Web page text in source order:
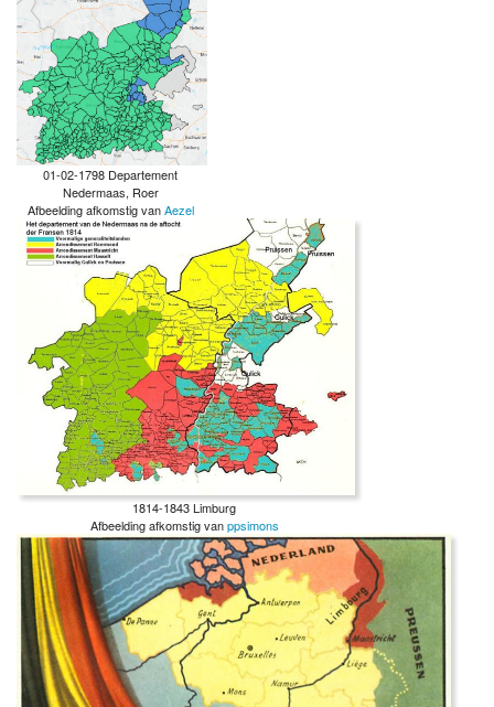
01-02-1798 Departement
Nedermaas, Roer
Afbeelding afkomstig vanAezel
1814-1843 Limburg
Afbeelding afkomstig vanppsimons